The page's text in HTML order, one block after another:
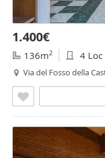
1.400€
136m2 4 Loc
Via del Fosso della